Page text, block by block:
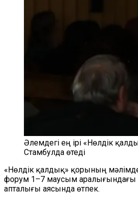
Әлемдегі ең ірі «Нөлдік
Стамбулда өтеді
«Нөлдік қалдық» қорының
форум 1–7 маусым аралығындағы
апталығы аясында өтпек.